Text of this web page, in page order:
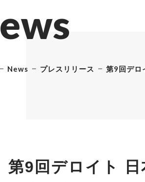
ews
News プレスリリース 第9回デロ
第9回デロイト